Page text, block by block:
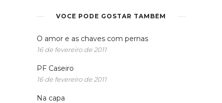
VOCÊ PODE GOSTAR TAMBÉM
O amor e as chaves com pernas
16 de fevereiro de 2011
PF Caseiro
16 de fevereiro de 2011
Na capa